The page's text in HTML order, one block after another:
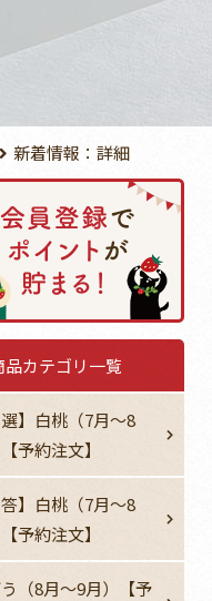
新着情報：詳細
品カテゴリ一覧
選】白桃（7月～8
予約注文】
答】白桃（7月～8
予約注文】
（8月～9月）【予